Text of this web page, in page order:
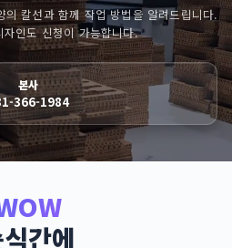
칼선과 함께 작업 방법을 알려드립니다.
인도 신청이 가능합니다.
본사
366-1984
간에